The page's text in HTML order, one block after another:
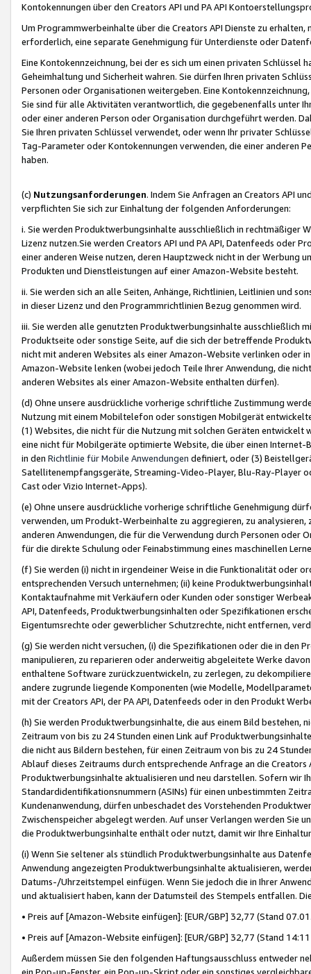
Kontokennungen über den Creators API und PA API
Um Programmwerbeinhalte über die Creators API Dienste zu
erforderlich, eine separate Genehmigung für Unterdienste oder
Eine Kontokennzeichnung, bei der es sich um einen privaten
Geheimhaltung und Sicherheit wahren. Sie dürfen Ihren privaten
Personen oder Organisationen weitergeben. Eine
Sie sind für alle Aktivitäten verantwortlich, die gegebenenfalls unter
oder einer anderen Person oder Organisation durchgeführt werden.
Sie Ihren privaten Schlüssel verwendet, oder wenn Ihr privater
Tag-Parameter oder Kontokennungen verwenden, die einer anderen
haben.
(c) Nutzungsanforderungen. Indem Sie Anfragen an Creators API
verpflichten Sie sich zur Einhaltung der folgenden Anforderungen:
i. Sie werden Produktwerbungsinhalte ausschließlich in rechtmäßiger
Lizenz nutzen.Sie werden Creators API und PA API, Datenfeeds oder
einer anderen Weise nutzen, deren Hauptzweck nicht in der Werbung
Produkten und Dienstleistungen auf einer Amazon-Website besteht.
ii. Sie werden sich an alle Seiten, Anhänge, Richtlinien, Leitlinien und
in dieser Lizenz und den Programmrichtlinien Bezug genommen wird.
iii. Sie werden alle genutzten Produktwerbungsinhalte ausschließlich
Produktseite oder sonstige Seite, auf die sich der betreffende
nicht mit anderen Websites als einer Amazon-Website verlinken oder
Amazon-Website lenken (wobei jedoch Teile Ihrer Anwendung, die
anderen Websites als einer Amazon-Website enthalten dürfen).
(d) Ohne unsere ausdrückliche vorherige schriftliche Zustimmung
Nutzung mit einem Mobiltelefon oder sonstigen Mobilgerät
(1) Websites, die nicht für die Nutzung mit solchen Geräten
eine nicht für Mobilgeräte optimierte Website, die über einen
in den Richtlinie für Mobile Anwendungen definiert, oder (3)
Satellitenempfangsgeräte, Streaming-Video-Player, Blu-Ray-Player
Cast oder Vizio Internet-Apps).
(e) Ohne unsere ausdrückliche vorherige schriftliche Genehmigung
verwenden, um Produkt-Werbeinhalte zu aggregieren, zu
anderen Anwendungen, die für die Verwendung durch Personen
für die direkte Schulung oder Feinabstimmung eines maschinellen
(f) Sie werden (i) nicht in irgendeiner Weise in die Funktionalität oder
entsprechenden Versuch unternehmen; (ii) keine
Kontaktaufnahme mit Verkäufern oder Kunden oder sonstiger
API, Datenfeeds, Produktwerbungsinhalten oder Spezifikationen
Eigentumsrechte oder gewerblicher Schutzrechte, nicht entfernen,
(g) Sie werden nicht versuchen, (i) die Spezifikationen oder die in
manipulieren, zu reparieren oder anderweitig abgeleitete Werke
enthaltene Software zurückzuentwickeln, zu zerlegen, zu
andere zugrunde liegende Komponenten (wie Modelle,
mit der Creators API, der PA API, Datenfeeds oder in den Produkt
(h) Sie werden Produktwerbungsinhalte, die aus einem Bild bestehen,
Zeitraum von bis zu 24 Stunden einen Link auf
die nicht aus Bildern bestehen, für einen Zeitraum von bis zu 24
Ablauf dieses Zeitraums durch entsprechende Anfrage an die
Produktwerbungsinhalte aktualisieren und neu darstellen. Sofern wir
Standardidentifikationsnummern (ASINs) für einen unbestimmten
Kundenanwendung, dürfen unbeschadet des Vorstehenden
Zwischenspeicher abgelegt werden. Auf unser Verlangen werden Sie
die Produktwerbungsinhalte enthält oder nutzt, damit wir Ihre
(i) Wenn Sie seltener als stündlich Produktwerbungsinhalte aus
Anwendung angezeigten Produktwerbungsinhalte aktualisieren,
Datums-/Uhrzeitstempel einfügen. Wenn Sie jedoch die in Ihrer
und aktualisiert haben, kann der Datumsteil des Stempels entfallen.
• Preis auf [Amazon-Website einfügen]: [EUR/GBP] 32,77 (Stand
• Preis auf [Amazon-Website einfügen]: [EUR/GBP] 32,77 (Stand
Außerdem müssen Sie den folgenden Haftungsausschluss entweder
ein Pop-up-Fenster, ein Pop-up-Skript oder ein sonstiges